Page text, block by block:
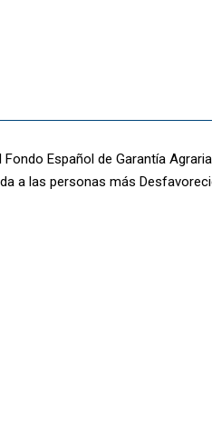
Español de Garantía
a las personas más